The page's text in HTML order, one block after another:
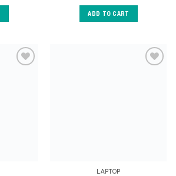
ADD TO CART
LAPTOP